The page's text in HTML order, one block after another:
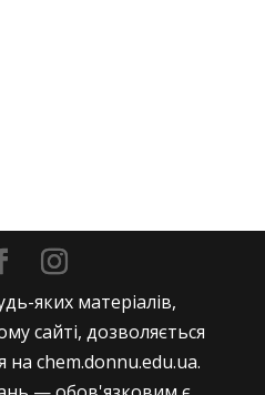
яких матеріалів,
сайті, дозволяється
на chem.donnu.edu.ua.